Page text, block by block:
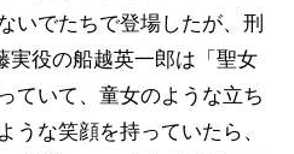
いでたちで登場したが、刑
実役の船越英一郎は「聖女
ていて、童女のような立ち
うな笑顔を持っていたら、